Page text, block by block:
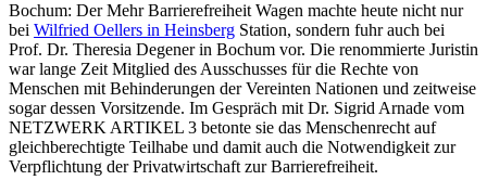
Bochum: Der Mehr Barrierefreiheit Wagen machte heute nicht nur
bei Wilfried Oellers in Heinsberg Station, sondern fuhr auch bei
Prof. Dr. Theresia Degener in Bochum vor. Die renommierte Juristin
war lange Zeit Mitglied des Ausschusses für die Rechte von
Menschen mit Behinderungen der Vereinten Nationen und zeitweise
sogar dessen Vorsitzende. Im Gespräch mit Dr. Sigrid Arnade vom
NETZWERK ARTIKEL 3 betonte sie das Menschenrecht auf
gleichberechtigte Teilhabe und damit auch die Notwendigkeit zur
Verpflichtung der Privatwirtschaft zur Barrierefreiheit.